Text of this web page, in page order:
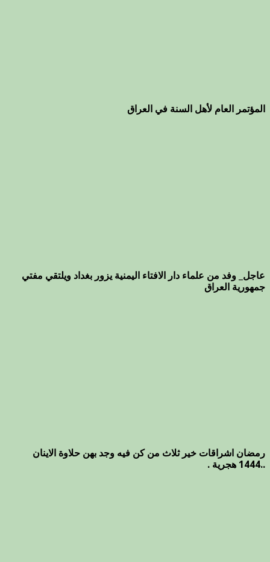
المؤتمر العام لأهل السنة في العراق
عاجل_ وفد من علماء دار الافتاء اليمنية يزور بغداد ويلتقي مفتي
جمهورية العراق
رمضان اشراقات خير ثلاث من كن فيه وجد بهن حلاوة الاينان
..1444 هجرية .